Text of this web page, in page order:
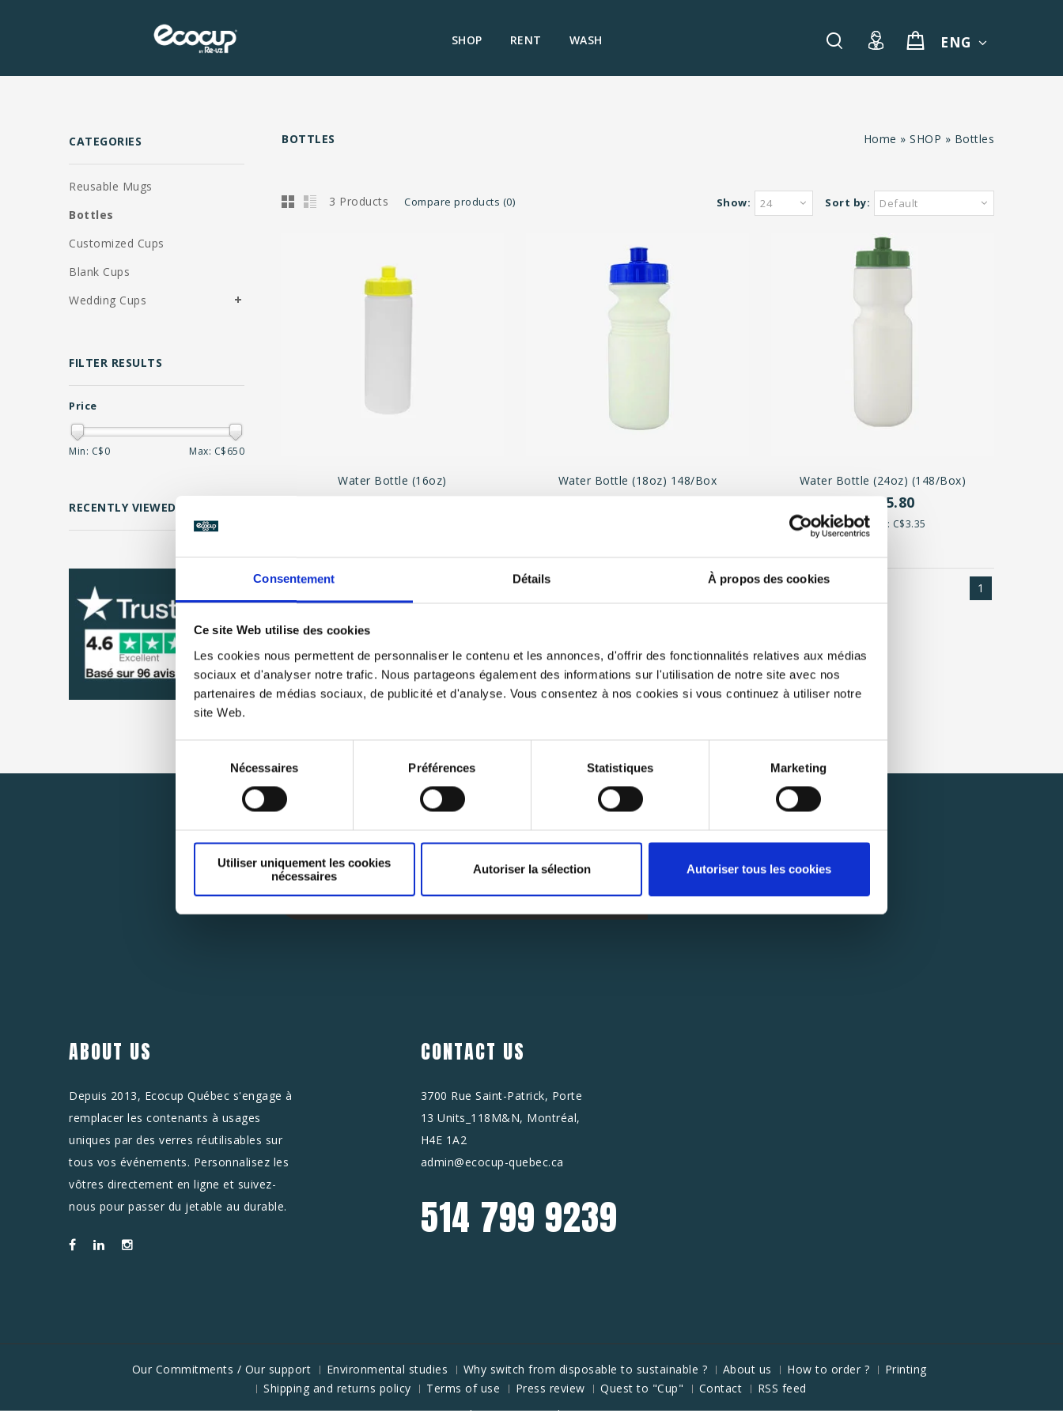
Consentement Détails À propos des cookies
Ce site Web utilise des cookies
Les cookies nous permettent de personnaliser le contenu et les annonces, d'offrir des fonctionnalités relatives aux médias
sociaux et d'analyser notre trafic. Nous partageons également des informations sur l'utilisation de notre site avec nos
partenaires de médias sociaux, de publicité et d'analyse. Vous consentez à nos cookies si vous continuez à utiliser notre
site Web.
consentement
Nécessaires Préférences Statistiques Marketing
Utiliser uniquement les cookies
nécessaires
Autoriser la sélection Autoriser tous les cookies
SHOP RENT WASH ENG
Home » SHOP » Bottles
BOTTLES
3 Products Compare products (0) Sort by: Default
Show: 24
Water Bottle (16oz) Water Bottle (18oz) 148/box Water Bottle (24oz) (148/box)
C$495.80
Unit price: C$3.35
Page 1 of 1 1
CATEGORIES
Reusable Mugs
Bottles
Customized Cups
Blank Cups
Wedding Cups
FILTER RESULTS
Price
Min: C$0 Max: C$650
RECENTLY VIEWED
SUBSCRIBE NEWSLETTER
Abonnez-vous pour rester au courant des dernières nouvelles.
SUBSCRIBE
ABOUT US
Depuis 2013, Ecocup Québec s'engage à
remplacer les contenants à usages
uniques par des verres réutilisables sur
tous vos événements. Personnalisez les
vôtres directement en ligne et suivez-
nous pour passer du jetable au durable.
CONTACT US
3700 Rue Saint-Patrick, Porte
13 Units_118M&N, Montréal,
H4E 1A2
admin@ecocup-quebec.ca
514 799 9239
Our Commitments / Our support Environmental studies Why switch from disposable to sustainable ? About us How to order ?
Printing
Shipping and returns policy
Terms of use Press review Quest to "Cup" Contact RSS feed
Theme By -Bar Rubinstein